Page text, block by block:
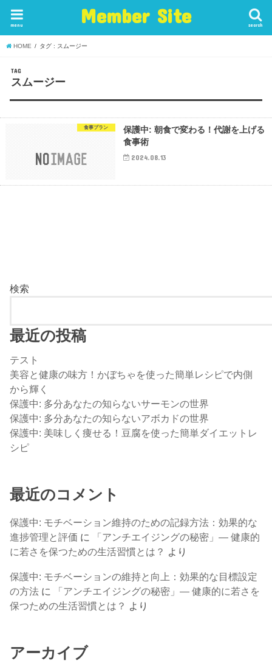
Member Site search
menu
HOME タグ : スムージー
TAG
スムージー
食事プラン
保護中: 朝食で変わる！代謝を上げる
食事術
2024.08.13
検索
最近の投稿
テスト
美容と健康の味方！かぼちゃを使った簡単レシピで内側
から輝く
保護中: 多分あなたの知らないサーモンの世界
保護中: 多分あなたの知らないアボカドの世界
保護中: 美味しく痩せる！豆腐を使った簡単ダイエットレ
シピ
最近のコメント
保護中: モチベーション維持のための記録方法：効果的な
進捗管理と評価 に
「アンチエイジングの秘密」— 健康的
に若さを保つための生活習慣とは？ より
保護中: モチベーションの維持と向上：効果的な目標設定
の方法 に
「アンチエイジングの秘密」— 健康的に若さを
保つための生活習慣とは？ より
アーカイブ